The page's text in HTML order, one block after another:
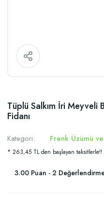
Tüplü Salkım İri Meyveli
Fidanı
Kategori Frenk Üzümü
* 263,45 TL den başlayan taksitlerle!!
3.00 Puan - 2